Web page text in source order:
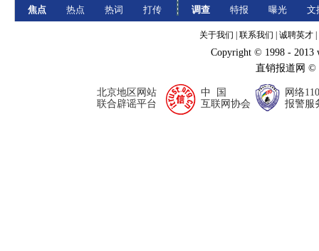
焦点
热点
热词
打传
调查
特报
曝光
文
关于我们 联系我们 诚聘英才
Copyright © 1998 - 2013
直销报道网
北京地区网站
联合辟谣平台
中 国
互联网协会
网络110
报警服